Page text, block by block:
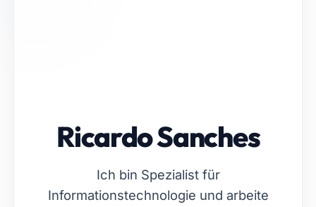
Ricardo Sanches
Ich bin Spezialist für
Informationstechnologie und arbeite